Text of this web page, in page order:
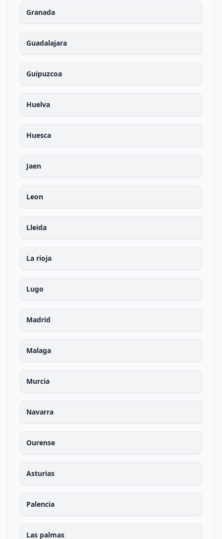
Granada
Guadalajara
Guipuzcoa
Huelva
Huesca
Jaen
Leon
Lleida
La rioja
Lugo
Madrid
Malaga
Murcia
Navarra
Ourense
Asturias
Palencia
Las palmas